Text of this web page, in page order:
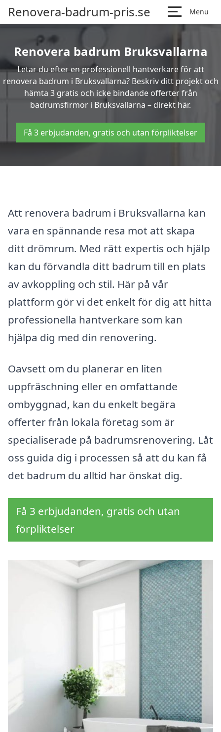
Renovera-badrum-pris.se Menu
Renovera badrum Bruksvallarna
Letar du efter en professionell hantverkare för att
renovera badrum i Bruksvallarna? Beskriv ditt projekt och
hämta 3 gratis och icke bindande offerter från
badrumsfirmor i Bruksvallarna – direkt här.
Få 3 erbjudanden, gratis och utan förpliktelser
Att renovera badrum i Bruksvallarna kan
vara en spännande resa mot att skapa
ditt drömrum. Med rätt expertis och hjälp
kan du förvandla ditt badrum till en plats
av avkoppling och stil. Här på vår
plattform gör vi det enkelt för dig att hitta
professionella hantverkare som kan
hjälpa dig med din renovering.
Oavsett om du planerar en liten
uppfräschning eller en omfattande
ombyggnad, kan du enkelt begära
offerter från lokala företag som är
specialiserade på badrumsrenovering. Låt
oss guida dig i processen så att du kan få
det badrum du alltid har önskat dig.
Få 3 erbjudanden, gratis och utan
förpliktelser